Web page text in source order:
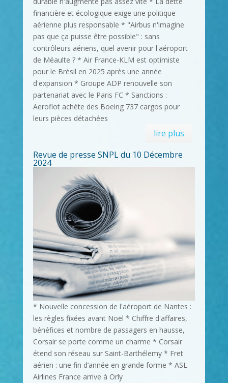
financière et écologique exige une politique
aérienne plus responsable * "Airbus n'imagine
pas que ça puisse être possible" : sans
contrôleurs aériens, quel avenir pour l'aéroport
de Méaulte ? * Air France-KLM est optimiste
pour le Brésil en 2025 après une année
d'expansion * Groupe ADP renouvelle son
partenariat avec le Paris FC * Sanctions :
Aeroflot achète des Boeing 737 cargos pour
leurs pièces détachées
lire plus
Revue de presse SNPL du 10 Décembre
2024
* Nouvelle concession de l'aéroport de Nantes :
les règles fixées avant Noël * Chiffre d'affaires,
bénéfices et nombre de passagers en hausse,
Corsair se porte comme un charme * Corsair
étend son réseau sur Saint-Barthélemy * Fret
aérien : une fin d’année en grande forme * ASL
Airlines France arrive à Orly